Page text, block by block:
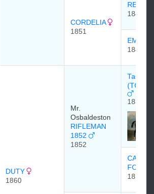
CORDELIA
1851
RED
1841
EMILIA
1840
DUTY
1860
Mr.
Osbaldeston
RIFLEMAN
1852
1852
1831
CAMP
1838